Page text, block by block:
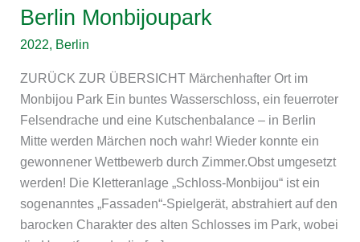
Berlin Monbijoupark
2022, Berlin
ZURÜCK ZUR ÜBERSICHT Märchenhafter Ort im
Monbijou Park Ein buntes Wasserschloss, ein feuerroter
Felsendrache und eine Kutschenbalance – in Berlin
Mitte werden Märchen noch wahr! Wieder konnte ein
gewonnener Wettbewerb durch Zimmer.Obst umgesetzt
werden! Die Kletteranlage „Schloss-Monbijou“ ist ein
sogenanntes „Fassaden“-Spielgerät, abstrahiert auf den
barocken Charakter des alten Schlosses im Park, wobei